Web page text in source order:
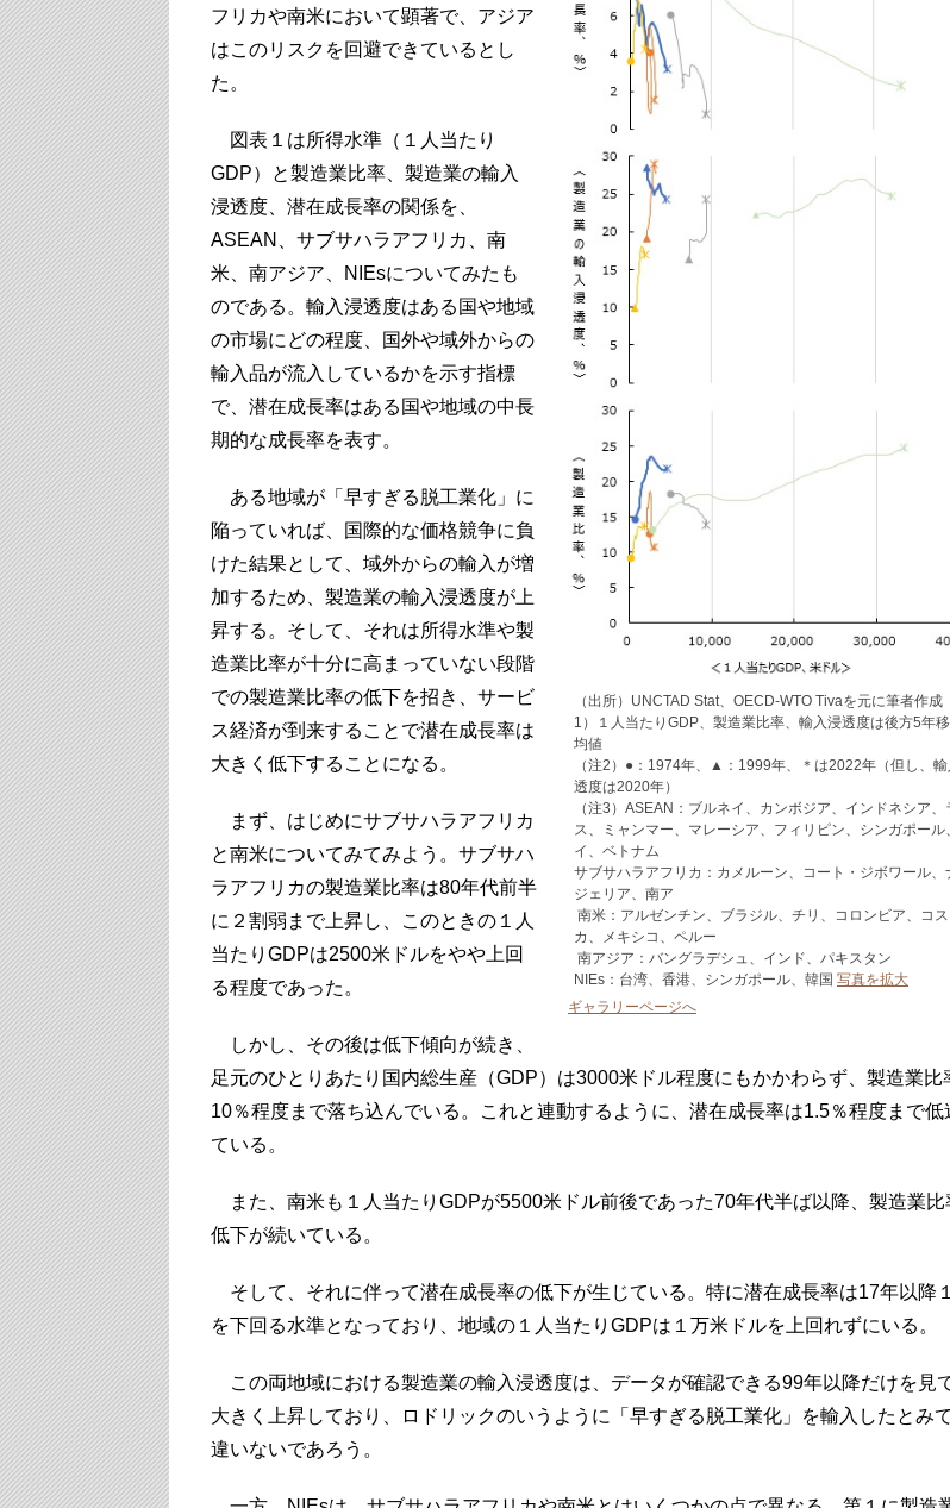
（出所）UNCTAD Stat、OECD-WTO Tivaを元に筆者作成
1）１人当たりGDP、製造業比率、輸入浸透度は後方5年
均値
（注2）●：1974年、▲：1999年、＊は2022年（但し、
透度は2020年）
（注3）ASEAN：ブルネイ、カンボジア、インドネシア、
ス、ミャンマー、マレーシア、フィリピン、シンガポール
イ、ベトナム
サブサハラアフリカ：カメルーン、コート・ジボワール、
ジェリア、南ア
南米：アルゼンチン、ブラジル、チリ、コロンビア、コス
カ、メキシコ、ペルー
南アジア：バングラデシュ、インド、パキスタ
NIEs：台湾、香港、シンガポール、韓国 写真を拡大
ギャラリーページへ
フリカや南米において顕著で、アジア
はこのリスクを回避できているとし
た。
図表１は所得水準（１人当たり
GDP）と製造業比率、製造業の輸入
浸透度、潜在成長率の関係を、
ASEAN、サブサハラアフリカ、南
米、南アジア、NIEsについてみたも
のである。輸入浸透度はある国や地域
の市場にどの程度、国外や域外からの
輸入品が流入しているかを示す指標
で、潜在成長率はある国や地域の中長
期的な成長率を表す。
ある地域が「早すぎる脱工業化」に
陥っていれば、国際的な価格競争に負
けた結果として、域外からの輸入が増
加するため、製造業の輸入浸透度が上
昇する。そして、それは所得水準や製
造業比率が十分に高まっていない段階
での製造業比率の低下を招き、サービ
ス経済が到来することで潜在成長率は
大きく低下することになる。
まず、はじめにサブサハラアフリカ
と南米についてみてみよう。サブサハ
ラアフリカの製造業比率は80年代前半
に２割弱まで上昇し、このときの１人
当たりGDPは2500米ドルをやや上回
る程度であった。
しかし、その後は低下傾向が続き、
足元のひとりあたり国内総生産（GDP）は3000米ドル程度にもかかわらず、製造業比
10％程度まで落ち込んでいる。これと連動するように、潜在成長率は1.5％程度まで低
ている。
また、南米も１人当たりGDPが5500米ドル前後であった70年代半ば以降、製造業比
低下が続いている。
そして、それに伴って潜在成長率の低下が生じている。特に潜在成長率は17年以降
を下回る水準となっており、地域の１人当たりGDPは１万米ドルを上回れずにいる。
この両地域における製造業の輸入浸透度は、データが確認できる99年以降だけを見
大きく上昇しており、ロドリックのいうように「早すぎる脱工業化」を輸入したとみ
違いないであろう。